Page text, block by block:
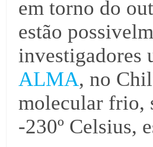
em torno do
estão
investigadores
ALMA, no
molecular frio,
-230º Celsius,